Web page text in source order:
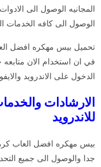
المجانيه الوصول الى
الوصول الى كافه الخدمات
تحميل بيس مهكره افضل
في ان استخدام الان
الدخول على الاندرويد
للاندرويد
بيس مهكره افضل العاب
جدا والوصول الى جميع